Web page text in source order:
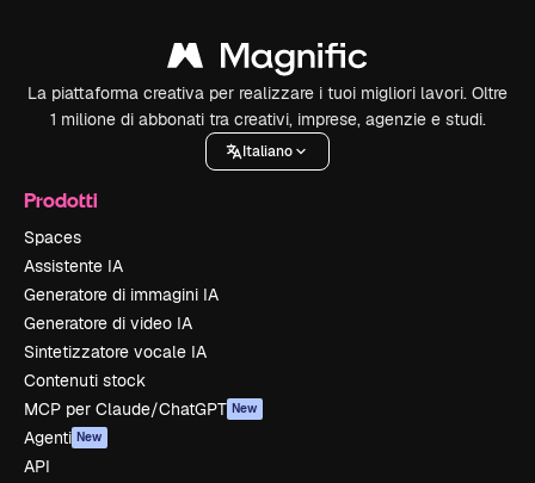
La piattaforma creativa per realizzare i tuoi migliori lavori. Oltre
1 milione di abbonati tra creativi, imprese, agenzie e studi.
Italiano
Prodotti
Spaces
Assistente IA
Generatore di immagini IA
Generatore di video IA
Sintetizzatore vocale IA
Contenuti stock
MCP per Claude/ChatGPT New
Agenti New
API